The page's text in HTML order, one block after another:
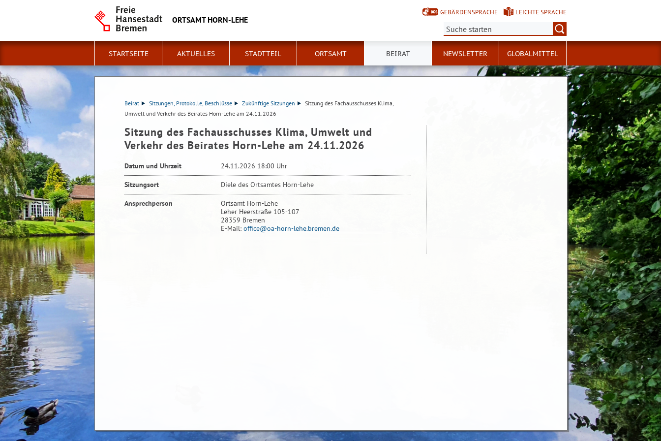
ORTSAMT HORN-LEHE
GEBÄRDENSPRACHE
LEICHTE SPRACHE
Suche:
STARTSEITE AKTUELLES STADTTEIL ORTSAMT BEIRAT NEWSLETTER GLOBALMITTEL
Beirat Sitzungen, Protokolle, Beschlüsse Zukünftige Sitzungen
Sitzung des Fachausschusses Klima,
Umwelt und Verkehr des Beirates Horn-Lehe am 24.11.2026
Sitzung des Fachausschusses Klima, Umwelt und
Verkehr des Beirates Horn-Lehe am 24.11.2026
Datum und Uhrzeit 24.11.2026 18:00 Uhr
Sitzungsort Diele des Ortsamtes Horn-Lehe
Ansprechperson
Ortsamt Horn-Lehe
Leher Heerstraße 105-107
28359 Bremen
E-Mail: office@oa-horn-lehe.bremen.de